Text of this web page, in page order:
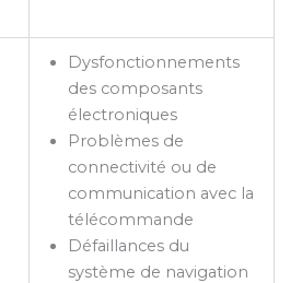
Dysfonctionnements
des composants
électroniques
Problèmes de
connectivité ou de
communication avec la
télécommande
Défaillances du
système de navigation